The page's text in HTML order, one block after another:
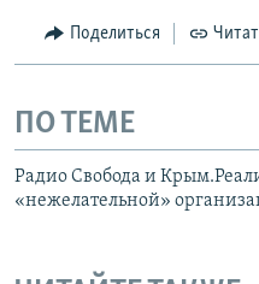
Поделиться
ПО ТЕМЕ
Радио Свобода и
«нежелательной»